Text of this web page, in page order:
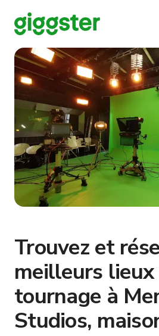
Trouvez et
meilleurs lieux
tournage à
Studios,